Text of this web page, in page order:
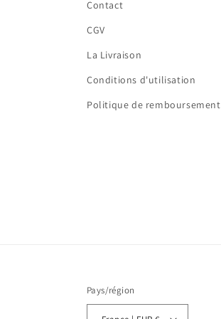
Contact
CGV
La Livraison
Conditions d'utilisation
Politique de remboursement
Pays/région